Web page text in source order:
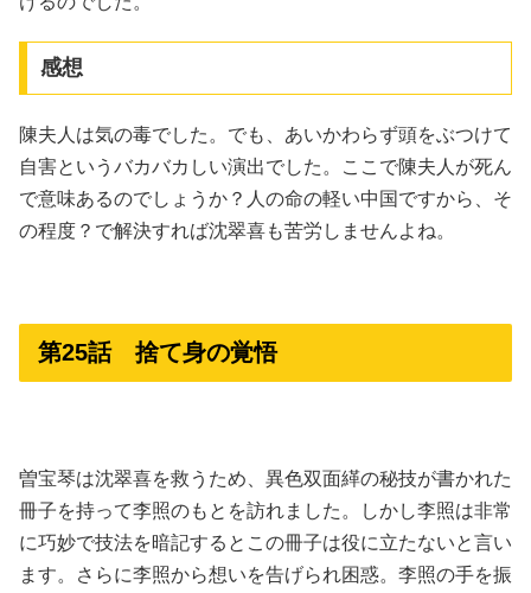
感想
陳夫人は気の毒でした。でも、あいかわらず頭をぶつけて
自害というバカバカしい演出でした。ここで陳夫人が死ん
で意味あるのでしょうか？人の命の軽い中国ですから、そ
の程度？で解決すれば沈翠喜も苦労しませんよね。
第25話 捨て身の覚悟
曽宝琴は沈翠喜を救うため、異色双面緙の秘技が書かれた
冊子を持って李照のもとを訪れました。しかし李照は非常
に巧妙で技法を暗記するとこの冊子は役に立たないと言い
ます。さらに李照から想いを告げられ困惑。李照の手を振